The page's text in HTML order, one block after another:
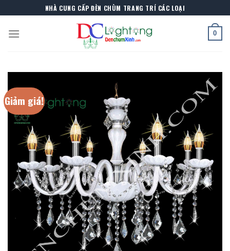
to
content
NHÀ CUNG CẤP ĐÈN CHÙM TRANG TRÍ CÁC LOẠI
0
Giảm giá!